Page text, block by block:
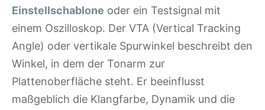
Einstellschablone oder ein Testsignal mit
einem Oszilloskop. Der VTA (Vertical Tracking
Angle) oder vertikale Spurwinkel beschreibt den
Winkel, in dem der Tonarm zur
Plattenoberfläche steht. Er beeinflusst
maßgeblich die Klangfarbe, Dynamik und die